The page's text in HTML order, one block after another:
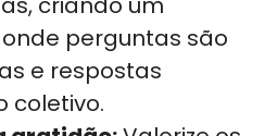
perguntas são
e respostas
coletivo.